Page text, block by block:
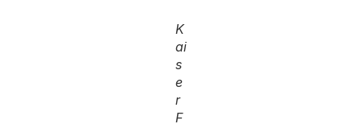
K
ai
s
e
r
F